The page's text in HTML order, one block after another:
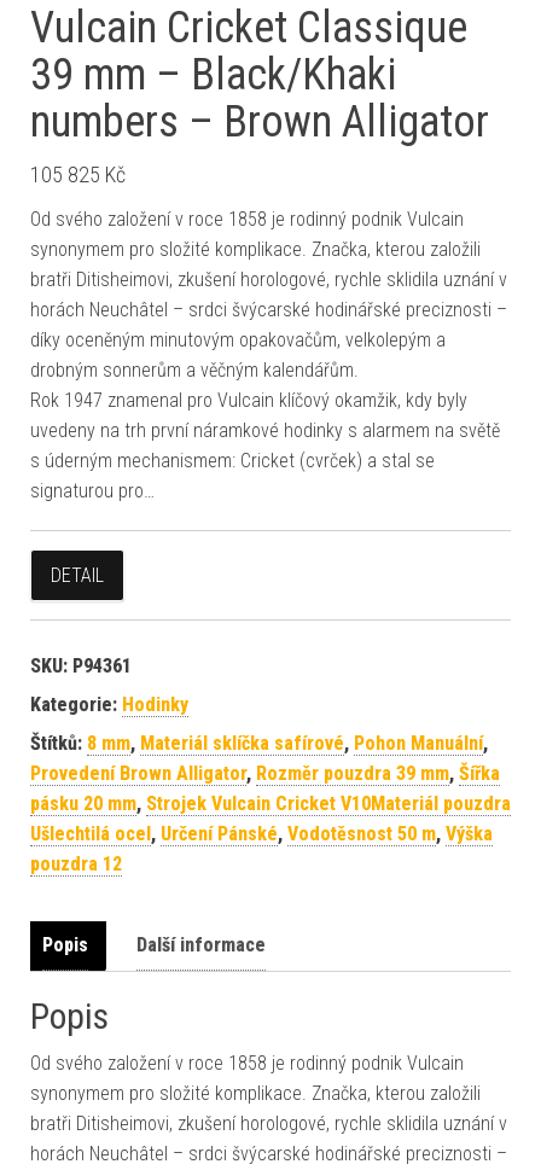
Vulcain Cricket Classique
39 mm – Black/Khaki
numbers – Brown Alligator
105 825 Kč
Od svého založení v roce 1858 je rodinný podnik Vulcain
synonymem pro složité komplikace. Značka, kterou založili
bratři Ditisheimovi, zkušení horologové, rychle sklidila uznání v
horách Neuchâtel – srdci švýcarské hodinářské preciznosti –
díky oceněným minutovým opakovačům, velkolepým a
drobným sonnerům a věčným kalendářům.
Rok 1947 znamenal pro Vulcain klíčový okamžik, kdy byly
uvedeny na trh první náramkové hodinky s alarmem na světě
s úderným mechanismem: Cricket (cvrček) a stal se
signaturou pro…
DETAIL
SKU: P94361
Kategorie: Hodinky
Štítků: 8 mm, Materiál sklíčka safírové, Pohon Manuální,
Provedení Brown Alligator, Rozměr pouzdra 39 mm, Šířka
pásku 20 mm, Strojek Vulcain Cricket V10Materiál pouzdra
Ušlechtilá ocel, Určení Pánské, Vodotěsnost 50 m, Výška
pouzdra 12
Popis Další informace
Popis
Od svého založení v roce 1858 je rodinný podnik Vulcain
synonymem pro složité komplikace. Značka, kterou založili
bratři Ditisheimovi, zkušení horologové, rychle sklidila uznání v
horách Neuchâtel – srdci švýcarské hodinářské preciznosti –